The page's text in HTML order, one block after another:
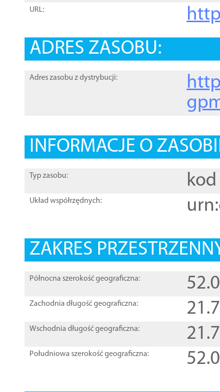
URL:
ADRES ZASOBU:
Adres zasobu z dystrybucji:
INFORMACJE O
Typ zasobu: kod
Układ współrzędnych:
ZAKRES
Północna szerokość geograficzna:
Zachodnia długość geograficzna:
Wschodnia długość geograficzna:
Południowa szerokość geograficzna: